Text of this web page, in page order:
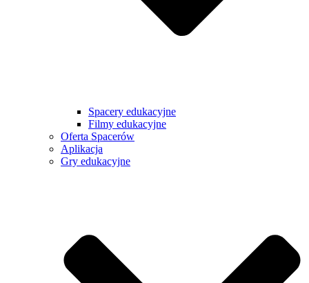
Spacery edukacyjne
Filmy edukacyjne
Oferta Spacerów
Aplikacja
Gry edukacyjne